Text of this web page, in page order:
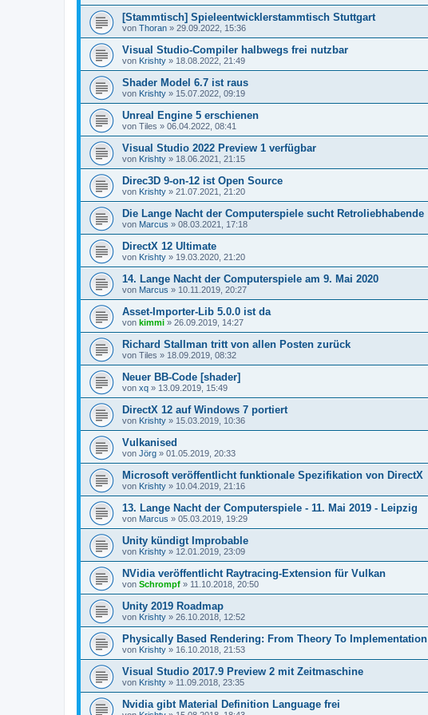
[Stammtisch] Spieleentwicklerstammtisch Stuttgart
von Thoran » 29.09.2022, 15:36
Visual Studio-Compiler halbwegs frei nutzbar
von Krishty » 18.08.2022, 21:49
Shader Model 6.7 ist raus
von Krishty » 15.07.2022, 09:19
Unreal Engine 5 erschienen
von Tiles » 06.04.2022, 08:41
Visual Studio 2022 Preview 1 verfügbar
von Krishty » 18.06.2021, 21:15
Direc3D 9-on-12 ist Open Source
von Krishty » 21.07.2021, 21:20
Die Lange Nacht der Computerspiele sucht Retroliebhabende
von Marcus » 08.03.2021, 17:18
DirectX 12 Ultimate
von Krishty » 19.03.2020, 21:20
14. Lange Nacht der Computerspiele am 9. Mai 2020
von Marcus » 10.11.2019, 20:27
Asset-Importer-Lib 5.0.0 ist da
von kimmi » 26.09.2019, 14:27
Richard Stallman tritt von allen Posten zurück
von Tiles » 18.09.2019, 08:32
Neuer BB-Code [shader]
von xq » 13.09.2019, 15:49
DirectX 12 auf Windows 7 portiert
von Krishty » 15.03.2019, 10:36
Vulkanised
von Jörg » 01.05.2019, 20:33
Microsoft veröffentlicht funktionale Spezifikation von DirectX
von Krishty » 10.04.2019, 21:16
13. Lange Nacht der Computerspiele - 11. Mai 2019 - Leipzig
von Marcus » 05.03.2019, 19:29
Unity kündigt Improbable
von Krishty » 12.01.2019, 23:09
NVidia veröffentlicht Raytracing-Extension für Vulkan
von Schrompf » 11.10.2018, 20:50
Unity 2019 Roadmap
von Krishty » 26.10.2018, 12:52
Physically Based Rendering: From Theory To Implementation
von Krishty » 16.10.2018, 21:53
Visual Studio 2017.9 Preview 2 mit Zeitmaschine
von Krishty » 11.09.2018, 23:35
Nvidia gibt Material Definition Language frei